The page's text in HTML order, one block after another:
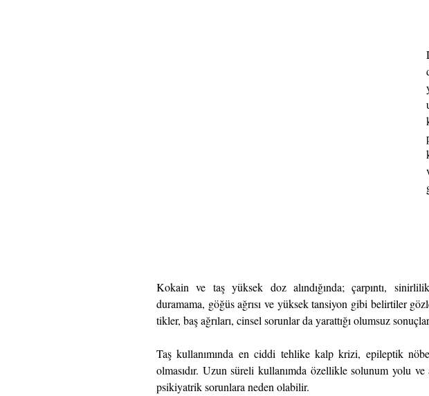
Kokain ve taş yüksek doz alındığında; çarpıntı,
duramama, göğüs ağrısı ve yüksek tansiyon gibi belirtiler
tikler, baş ağrıları, cinsel sorunlar da yarattığı olumsuz
Taş kullanımında en ciddi tehlike kalp krizi, epileptik
olmasıdır. Uzun süreli kullanımda özellikle solunum yolu
psikiyatrik sorunlara neden olabilir.